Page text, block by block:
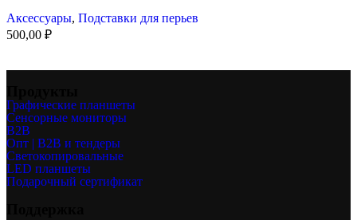
Аксессуары, Подставки для перьев
500,00 ₽
Графические планшеты
Сенсорные мониторы
B2B
Опт | B2B и тендеры
Светокопировальные
LED планшеты
Подарочный сертификат